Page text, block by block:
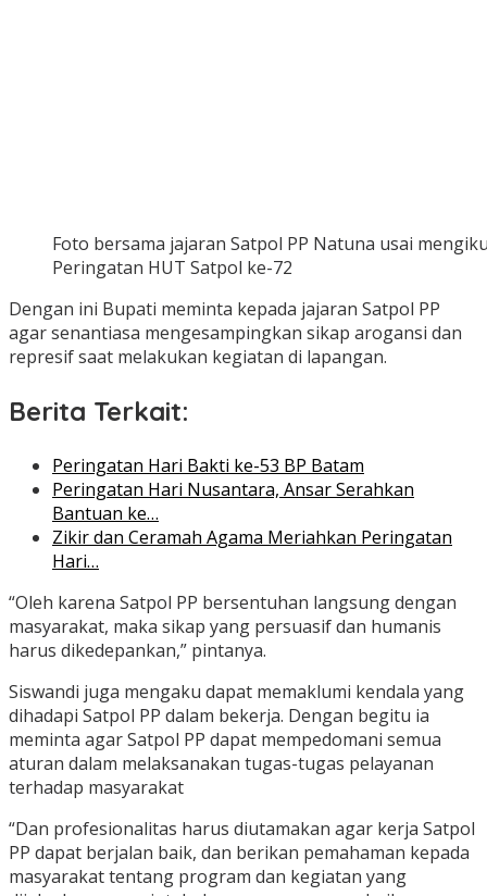
Foto bersama jajaran Satpol PP Natuna usai
Peringatan HUT Satpol ke-72
Dengan ini Bupati meminta kepada jajaran Satpol PP
agar senantiasa mengesampingkan sikap arogansi dan
represif saat melakukan kegiatan di lapangan.
Berita Terkait:
Peringatan Hari Bakti ke-53 BP Batam
Peringatan Hari Nusantara, Ansar Serahkan
Bantuan ke…
Zikir dan Ceramah Agama Meriahkan Peringatan
Hari…
“Oleh karena Satpol PP bersentuhan langsung dengan
masyarakat, maka sikap yang persuasif dan humanis
harus dikedepankan,” pintanya.
Siswandi juga mengaku dapat memaklumi kendala yang
dihadapi Satpol PP dalam bekerja. Dengan begitu ia
meminta agar Satpol PP dapat mempedomani semua
aturan dalam melaksanakan tugas-tugas pelayanan
terhadap masyarakat
“Dan profesionalitas harus diutamakan agar kerja Satpol
PP dapat berjalan baik, dan berikan pemahaman kepada
masyarakat tentang program dan kegiatan yang